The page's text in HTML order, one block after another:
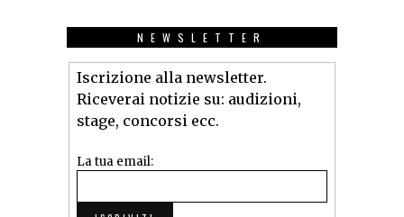
NEWSLETTER
Iscrizione alla newsletter.
Riceverai notizie su: audizioni,
stage, concorsi ecc.
La tua email: